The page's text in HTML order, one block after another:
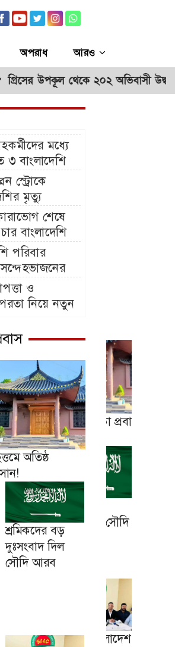
অপরাধ আরও
উপকূল থেকে ২০২ অভিবাসী উদ্ধার,
মধ্যে
৩ বাংলাদেশি
স্ট্রোকে
মৃত্যু
শেষে
বাংলাদেশি
পরিবার
ও
নিয়ে নতুন
অতিষ্ঠ
শ্রমিকদের বড়
দুঃসংবাদ দিল
সৌদি আরব